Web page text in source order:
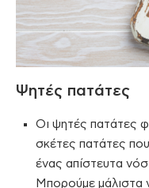
Ψητές πατάτες
Οι ψητές πατάτες
σκέτες πατάτες
ένας απίστευτα
Μπορούμε μάλιστα